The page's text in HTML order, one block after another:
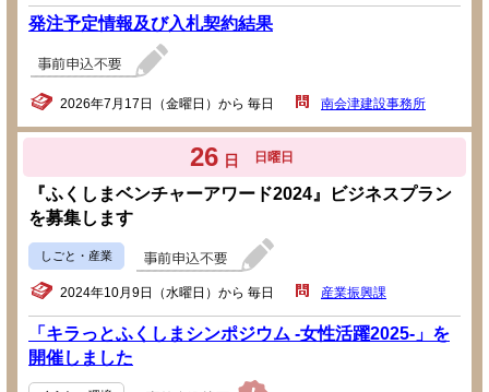
発注予定情報及び入札契約結果
2026年7月17日（金曜日）から 毎日 南会津建設事務所
26 日 日曜日
『ふくしまベンチャーアワード2024』ビジネスプラン
を募集します
しごと・産業
2024年10月9日（水曜日）から 毎日 産業振興課
「キラっとふくしまシンポジウム -女性活躍2025-」を
開催しました